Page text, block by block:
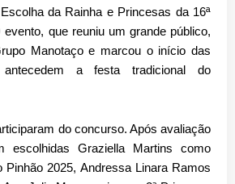
da Rainha e Princesas da 16ª
que reuniu um grande público,
Manotaço e marcou o início das
antecedem a festa tradicional do
do concurso. Após avaliação
escolhidas Graziella Martins como
Pinhão 2025, Andressa Linara Ramos